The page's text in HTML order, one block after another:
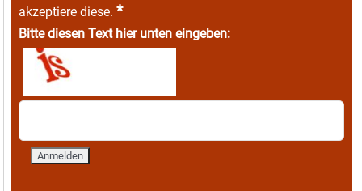
akzeptiere diese. *
Bitte diesen Text hier unten eingeben: